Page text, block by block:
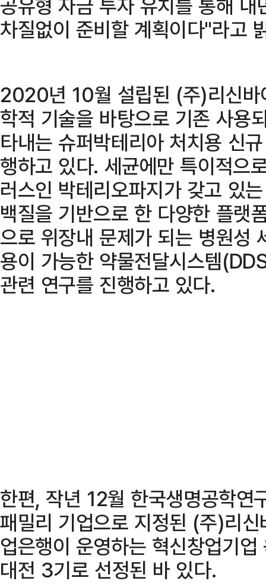
차질없이 준비할 계획이다"라고
2020년 10월 설립된 (주)리신바
학적 기술을 바탕으로 기존 사용
타내는 슈퍼박테리아 처치용 신
행하고 있다. 세균에만 특이적으
러스인 박테리오파지가 갖고 있
백질을 기반으로 한 다양한 플랫
으로 위장내 문제가 되는 병원성
용이 가능한 약물전달시스템
관련 연구를 진행하고 있다.
한편, 작년 12월 한국생명공학연
패밀리 기업으로 지정된 (주)리
업은행이 운영하는 혁신창업기
대전 3기로 선정된 바 있다.